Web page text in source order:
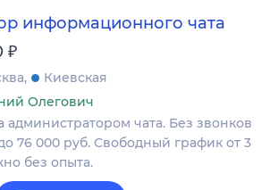
информационного чата
₽
Киевская
Олегович
администратором чата. Без звонков
76 000 руб. Свободный график от 3
без опыта.